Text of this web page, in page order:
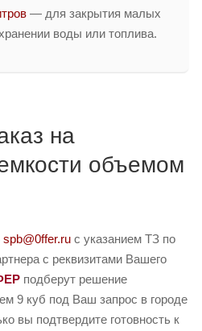
— для закрытия малых
воды или топлива.
на
объемом
spb@0ffer.ru с указанием ТЗ по
с реквизитами Вашего
подберут решение
9 куб под Ваш запрос в городе
вы подтвердите готовность к